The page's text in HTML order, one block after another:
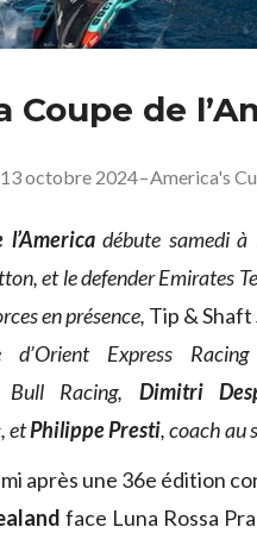
Coupe de
13 octobre 2024–America's
débute samedi à
et le defender Emirates
en présence, Tip & Shaft
d’Orient Express
Bull Racing, Dimitri
etPhilippe Presti, coach au
après une 36e édition
face Luna Rossa